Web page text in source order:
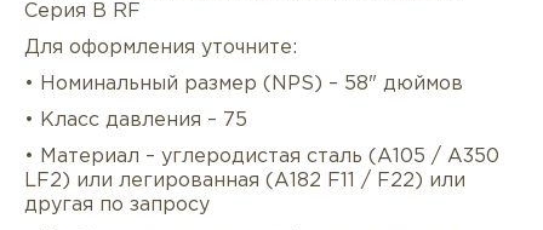
Серия B RF
Для оформления уточните:
• Номинальный размер (NPS) – 58" дюймов
• Класс давления – 75
• Материал – углеродистая сталь (A105 / A350
LF2) или легированная (A182 F11 / F22) или
другая по запросу